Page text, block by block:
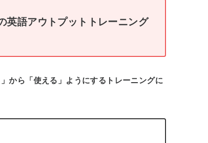
英語アウトプットトレーニング
から「使える」ようにするトレーニングに